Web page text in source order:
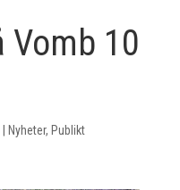
Vomb 10
Nyheter, Publikt